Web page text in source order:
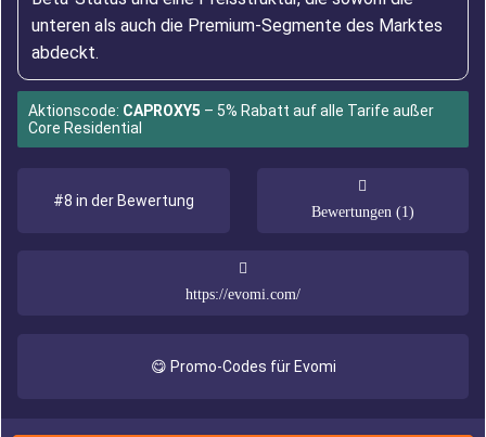
unteren als auch die Premium-Segmente des Marktes
abdeckt.
Aktionscode: CAPROXY5 – 5% Rabatt auf alle Tarife außer
Core Residential
#8 in der Bewertung
Bewertungen (1)
https://evomi.com/
😋 Promo-Codes für Evomi